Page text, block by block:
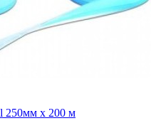
250мм х 200 м